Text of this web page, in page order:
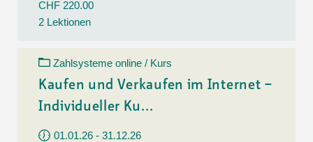
CHF 220.00
2 Lektionen
Zahlsysteme online / Kurs
Kaufen und Verkaufen im Internet –
Individueller Ku...
01.01.26 - 31.12.26